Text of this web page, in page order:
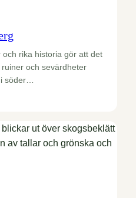
rika historia gör att det
och sevärdheter
söder…